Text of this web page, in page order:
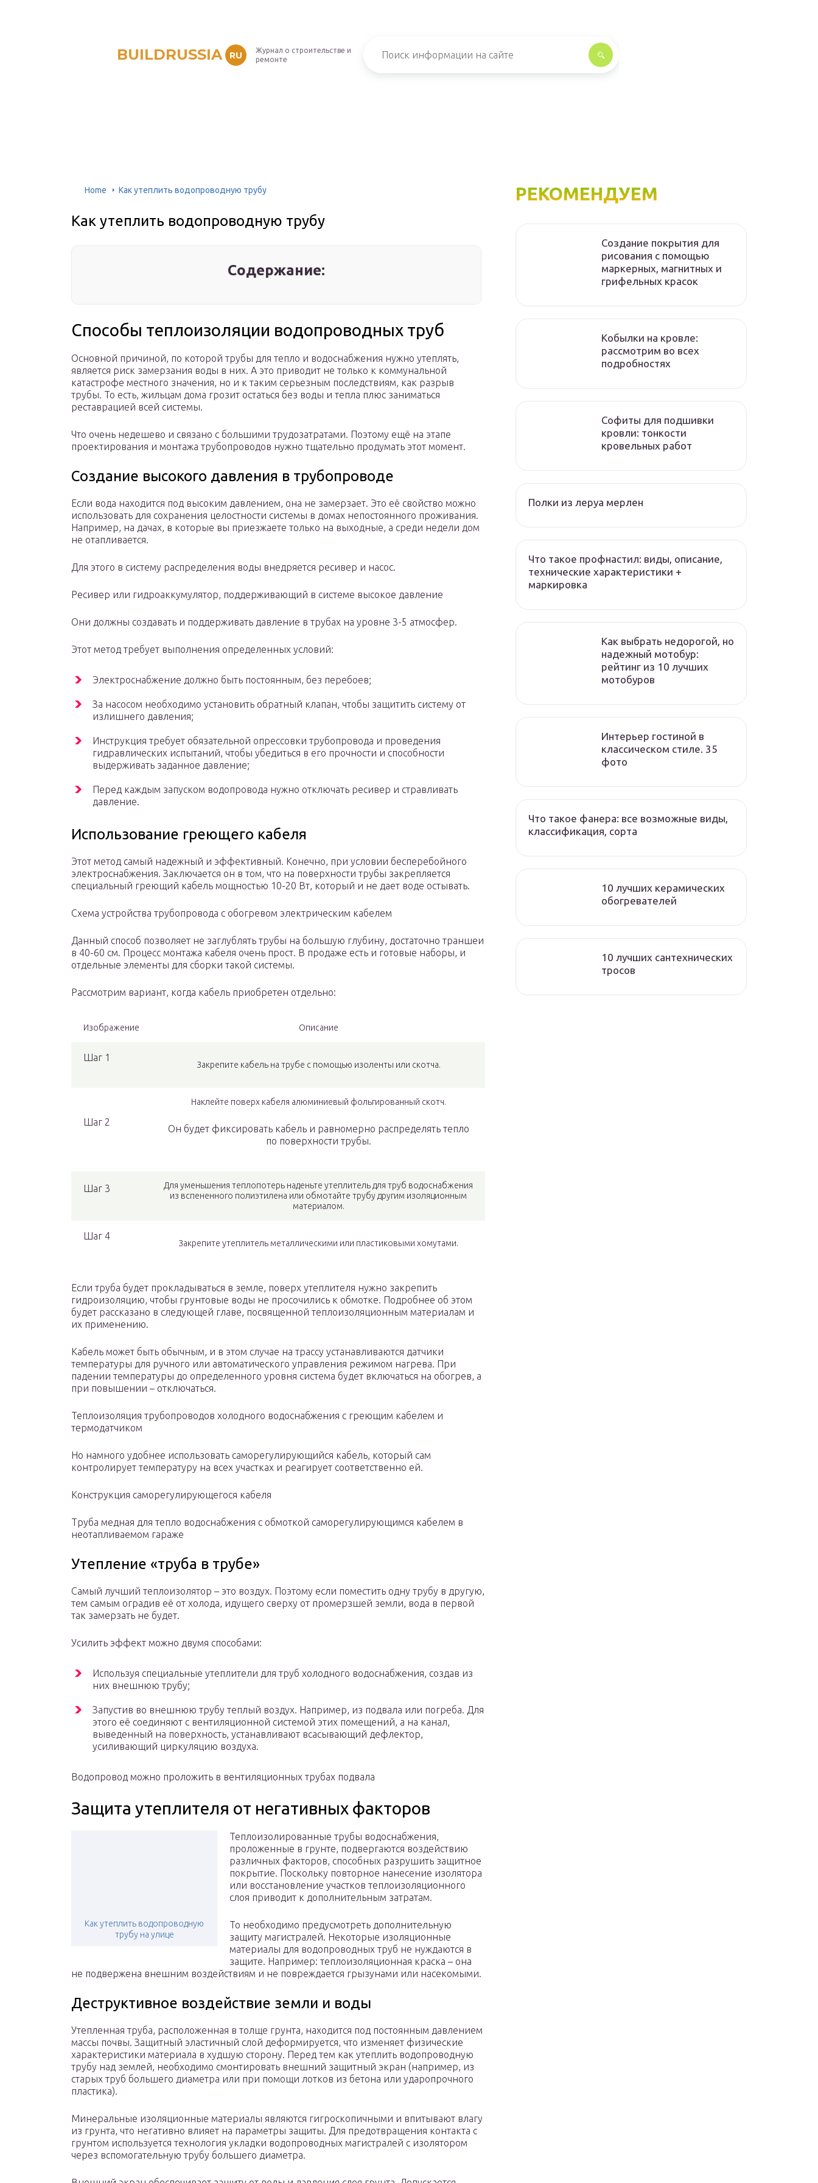
BUILDRUSSIA RU
Журнал о строительстве и
ремонте
Home Как утеплить водопроводную трубу
Как утеплить водопроводную трубу
Содержание:
Способы теплоизоляции водопроводных труб
Основной причиной, по которой трубы для тепло и водоснабжения нужно утеплять,
является риск замерзания воды в них. А это приводит не только к коммунальной
катастрофе местного значения, но и к таким серьезным последствиям, как разрыв
трубы. То есть, жильцам дома грозит остаться без воды и тепла плюс заниматься
реставрацией всей системы.
Что очень недешево и связано с большими трудозатратами. Поэтому ещё на этапе
проектирования и монтажа трубопроводов нужно тщательно продумать этот момент.
Создание высокого давления в трубопроводе
Если вода находится под высоким давлением, она не замерзает. Это её свойство можно
использовать для сохранения целостности системы в домах непостоянного проживания.
Например, на дачах, в которые вы приезжаете только на выходные, а среди недели дом
не отапливается.
Для этого в систему распределения воды внедряется ресивер и насос.
Ресивер или гидроаккумулятор, поддерживающий в системе высокое давление
Они должны создавать и поддерживать давление в трубах на уровне 3-5 атмосфер.
Этот метод требует выполнения определенных условий:
Электроснабжение должно быть постоянным, без перебоев;
За насосом необходимо установить обратный клапан, чтобы защитить систему от
излишнего давления;
Инструкция требует обязательной опрессовки трубопровода и проведения
гидравлических испытаний, чтобы убедиться в его прочности и способности
выдерживать заданное давление;
Перед каждым запуском водопровода нужно отключать ресивер и стравливать
давление.
Использование греющего кабеля
Этот метод самый надежный и эффективный. Конечно, при условии бесперебойного
электроснабжения. Заключается он в том, что на поверхности трубы закрепляется
специальный греющий кабель мощностью 10-20 Вт, который и не дает воде остывать.
Схема устройства трубопровода с обогревом электрическим кабелем
Данный способ позволяет не заглублять трубы на большую глубину, достаточно траншеи
в 40-60 см. Процесс монтажа кабеля очень прост. В продаже есть и готовые наборы, и
отдельные элементы для сборки такой системы.
Рассмотрим вариант, когда кабель приобретен отдельно:
Изображение Описание
Шаг 1
Закрепите кабель на трубе с помощью изоленты или скотча.
Шаг 2
Наклейте поверх кабеля алюминиевый фольгированный скотч.
Он будет фиксировать кабель и равномерно распределять тепло
по поверхности трубы.
Шаг 3
Для уменьшения теплопотерь наденьте утеплитель для труб водоснабжения
из вспененного полиэтилена или обмотайте трубу другим изоляционным
материалом.
Шаг 4
Закрепите утеплитель металлическими или пластиковыми хомутами.
Если труба будет прокладываться в земле, поверх утеплителя нужно закрепить
гидроизоляцию, чтобы грунтовые воды не просочились к обмотке. Подробнее об этом
будет рассказано в следующей главе, посвященной теплоизоляционным материалам и
их применению.
Кабель может быть обычным, и в этом случае на трассу устанавливаются датчики
температуры для ручного или автоматического управления режимом нагрева. При
падении температуры до определенного уровня система будет включаться на обогрев, а
при повышении – отключаться.
Теплоизоляция трубопроводов холодного водоснабжения с греющим кабелем и
термодатчиком
Но намного удобнее использовать саморегулирующийся кабель, который сам
контролирует температуру на всех участках и реагирует соответственно ей.
Конструкция саморегулирующегося кабеля
Труба медная для тепло водоснабжения с обмоткой саморегулирующимся кабелем в
неотапливаемом гараже
Утепление «труба в трубе»
Самый лучший теплоизолятор – это воздух. Поэтому если поместить одну трубу в другую,
тем самым оградив её от холода, идущего сверху от промерзшей земли, вода в первой
так замерзать не будет.
Усилить эффект можно двумя способами:
Используя специальные утеплители для труб холодного водоснабжения, создав из
них внешнюю трубу;
Запустив во внешнюю трубу теплый воздух. Например, из подвала или погреба. Для
этого её соединяют с вентиляционной системой этих помещений, а на канал,
выведенный на поверхность, устанавливают всасывающий дефлектор,
усиливающий циркуляцию воздуха.
Водопровод можно проложить в вентиляционных трубах подвала
Защита утеплителя от негативных факторов
Как утеплить водопроводную
трубу на улице
Теплоизолированные трубы водоснабжения,
проложенные в грунте, подвергаются воздействию
различных факторов, способных разрушить защитное
покрытие. Поскольку повторное нанесение изолятора
или восстановление участков теплоизоляционного
слоя приводит к дополнительным затратам.
То необходимо предусмотреть дополнительную
защиту магистралей. Некоторые изоляционные
материалы для водопроводных труб не нуждаются в
защите. Например: теплоизоляционная краска – она
не подвержена внешним воздействиям и не повреждается грызунами или насекомыми.
Деструктивное воздействие земли и воды
Утепленная труба, расположенная в толще грунта, находится под постоянным давлением
массы почвы. Защитный эластичный слой деформируется, что изменяет физические
характеристики материала в худшую сторону. Перед тем как утеплить водопроводную
трубу над землей, необходимо смонтировать внешний защитный экран (например, из
старых труб большего диаметра или при помощи лотков из бетона или ударопрочного
пластика).
Минеральные изоляционные материалы являются гигроскопичными и впитывают влагу
из грунта, что негативно влияет на параметры защиты. Для предотвращения контакта с
грунтом используется технология укладки водопроводных магистралей с изолятором
через вспомогательную трубу большего диаметра.
РЕКОМЕНДУЕМ
Создание покрытия для
рисования с помощью
маркерных, магнитных и
грифельных красок
Кобылки на кровле:
рассмотрим во всех
подробностях
Софиты для подшивки
кровли: тонкости
кровельных работ
Полки из леруа мерлен
Что такое профнастил: виды, описание,
технические характеристики +
маркировка
Как выбрать недорогой, но
надежный мотобур:
рейтинг из 10 лучших
мотобуров
Интерьер гостиной в
классическом стиле. 35
фото
Что такое фанера: все возможные виды,
классификация, сорта
10 лучших керамических
обогревателей
10 лучших сантехнических
тросов